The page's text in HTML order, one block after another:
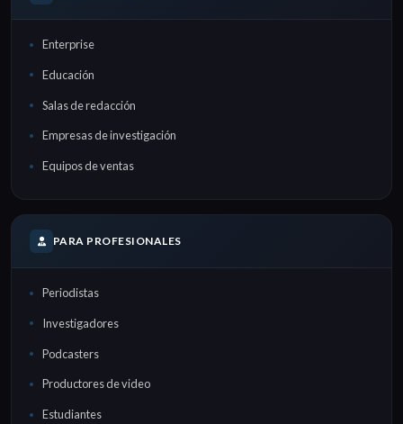
Enterprise
Educación
Salas de redacción
Empresas de investigación
Equipos de ventas
PARA PROFESIONALES
Periodistas
Investigadores
Podcasters
Productores de video
Estudiantes